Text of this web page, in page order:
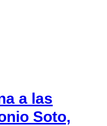
a las
Soto,